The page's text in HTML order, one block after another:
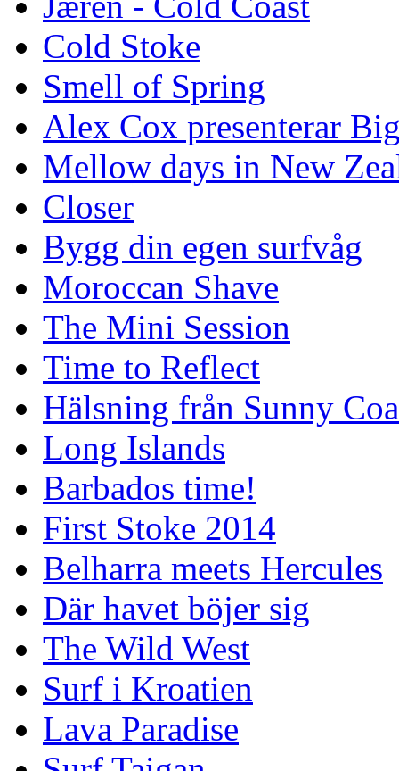
Cold Stoke
Smell of Spring
Alex Cox presenterar
Mellow days in New
Closer
Bygg din egen surfvåg
Moroccan Shave
The Mini Session
Time to Reflect
Hälsning från Sunny
Long Islands
Barbados time!
First Stoke 2014
Belharra meets Hercules
Där havet böjer sig
The Wild West
Surf i Kroatien
Lava Paradise